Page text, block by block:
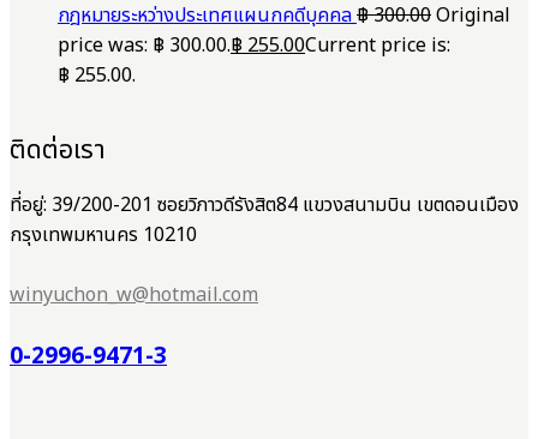
กฎหมายระหว่างประเทศแผนกคดีบุคคล฿300.00Original
price was: ฿ 300.00.฿255.00Current price is:
฿ 255.00.
ติดต่อเรา
ที่อยู่: 39/200-201 ซอยวิภาวดีรังสิต84 แขวงสนามบิน เขตดอนเมือง
กรุงเทพมหานคร 10210
winyuchon_w@hotmail.com
0-2996-9471-3